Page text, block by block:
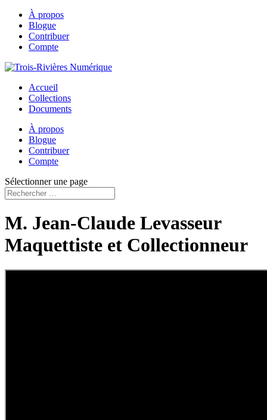
À propos
Blogue
Contribuer
Compte
Accueil
Collections
Documents
À propos
Blogue
Contribuer
Compte
Sélectionner une page
M. Jean-Claude Levasseur
Maquettiste et Collectionneur